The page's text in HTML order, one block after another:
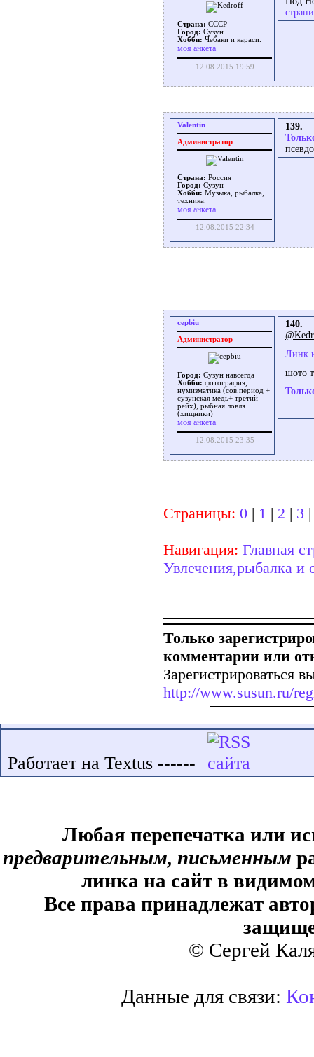
Страна: СССР
Город: Сузун
Хобби: Чебаки и караси.
моя анкета
12.08.2015 19:59
Valentin
Администратор
Страна: Россия
Город: Сузун
Хобби: Музыка, рыбалка,
техника.
моя анкета
12.08.2015 22:34
139.
cepbiu
Администратор
Город: Сузун навсегда
Хобби: фотография,
нумизматика (сов.период +
сузунская медь+ третий
рейх), рыбная ловля
(хищники)
моя анкета
12.08.2015 23:35
140.
Линк
шото
Страницы: 0 | 1 | 2 | 3
Навигация: Главная
Увлечения,рыбалка и
Только
комментарии или
Зарегистрироваться
http://www.susun.ru/
Работает на Textus ------
Любая перепечатка или
предварительным, письменным
линка на сайт в
Все права принадлежат
© Сергей
Данные для связи: